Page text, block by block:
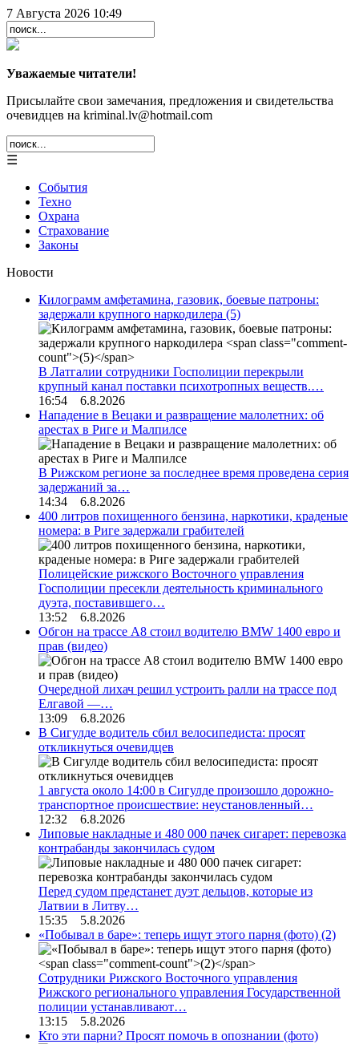
7 Августа 2026 10:49
Уважаемые читатели!
Присылайте свои замечания, предложения и свидетельства
очевидцев на kriminal.lv@hotmail.com
☰
События
Техно
Охрана
Страхование
Законы
Новости
Килограмм амфетамина, газовик, боевые патроны:
задержали крупного наркодилера (5)
В Латгалии сотрудники Госполиции перекрыли
крупный канал поставки психотропных веществ.…
16:54 6.8.2026
Нападение в Вецаки и развращение малолетних: об
арестах в Риге и Малпилсе
В Рижском регионе за последнее время проведена серия
задержаний за…
14:34 6.8.2026
400 литров похищенного бензина, наркотики, краденые
номера: в Риге задержали грабителей
Полицейские рижского Восточного управления
Госполиции пресекли деятельность криминального
дуэта, поставившего…
13:52 6.8.2026
Обгон на трассе А8 стоил водителю BMW 1400 евро и
прав (видео)
Очередной лихач решил устроить ралли на трассе под
Елгавой —…
13:09 6.8.2026
В Сигулде водитель сбил велосипедиста: просят
откликнуться очевидцев
1 августа около 14:00 в Сигулде произошло дорожно-
транспортное происшествие: неустановленный…
12:32 6.8.2026
Липовые накладные и 480 000 пачек сигарет: перевозка
контрабанды закончилась судом
Перед судом предстанет дуэт дельцов, которые из
Латвии в Литву…
15:35 5.8.2026
«Побывал в баре»: теперь ищут этого парня (фото) (2)
Сотрудники Рижского Восточного управления
Рижского регионального управления Государственной
полиции устанавливают…
13:15 5.8.2026
Кто эти парни? Просят помочь в опознании (фото)